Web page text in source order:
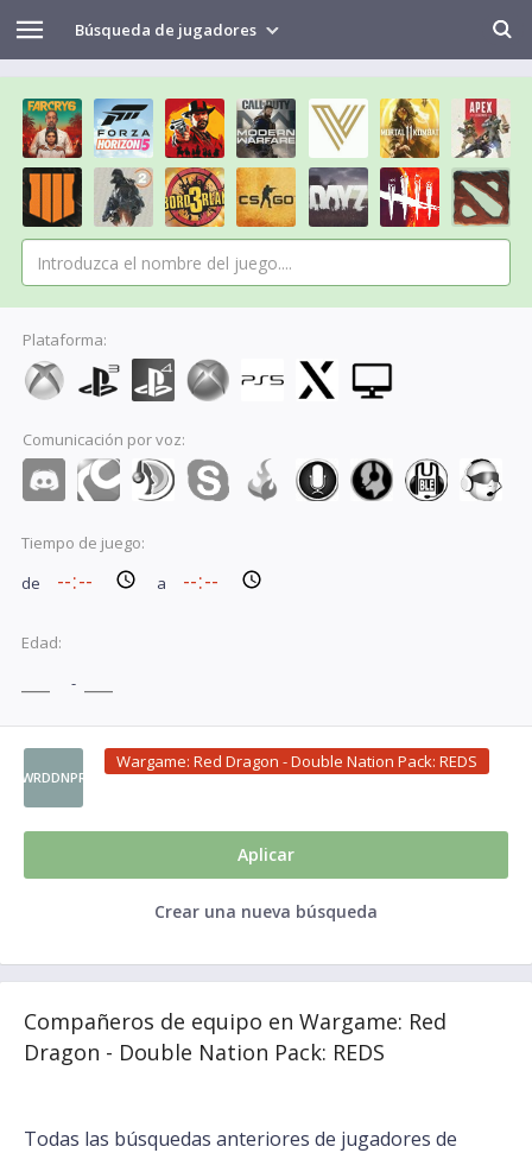
Búsqueda de jugadores
Plataforma:
Comunicación por voz:
Tiempo de juego:
de
a
Edad:
-
WRDDNPR
Wargame: Red Dragon - Double Nation Pack: REDS
Aplicar
Crear una nueva búsqueda
Compañeros de equipo en Wargame: Red
Dragon - Double Nation Pack: REDS
Todas las búsquedas anteriores de jugadores de